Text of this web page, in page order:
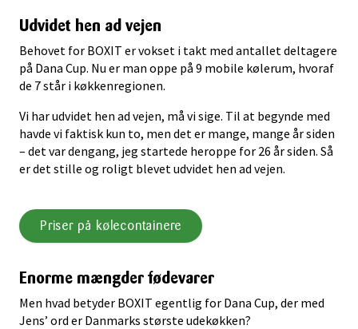
Udvidet hen ad vejen
Behovet for BOXIT er vokset i takt med antallet deltagere
på Dana Cup. Nu er man oppe på 9 mobile kølerum, hvoraf
de 7 står i køkkenregionen.
Vi har udvidet hen ad vejen, må vi sige. Til at begynde med
havde vi faktisk kun to, men det er mange, mange år siden
– det var dengang, jeg startede heroppe for 26 år siden. Så
er det stille og roligt blevet udvidet hen ad vejen.
Priser på kølecontainere
Enorme mængder fødevarer
Men hvad betyder BOXIT egentlig for Dana Cup, der med
Jens’ ord er Danmarks største udekøkken?